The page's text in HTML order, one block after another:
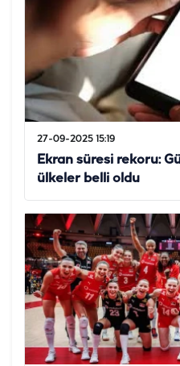
27-09-2025 15:19
Ekran süresi rekoru:
ülkeler belli oldu